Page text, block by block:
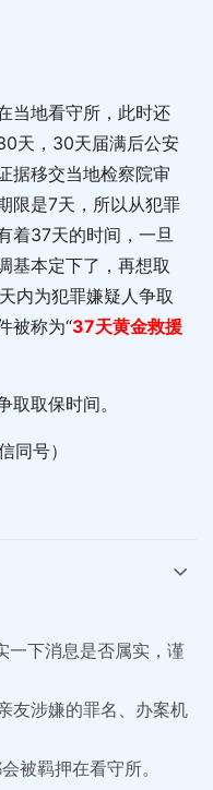
当地看守所，此时还
天，30天届满后公安
据移交当地检察院审
限是7天，所以从犯罪
着37天的时间，一旦
基本定下了，再想取
内为犯罪嫌疑人争取
被称为“37天黄金救援
取取保时间。
同号）
一下消息是否属实，谨
友涉嫌的罪名、办案机
被羁押在看守所。